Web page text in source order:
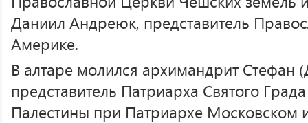
Даниил Андреюк, представитель
Америке.
В алтаре молился архимандрит Стефан
представитель Патриарха Святого
Палестины при Патриархе Московском